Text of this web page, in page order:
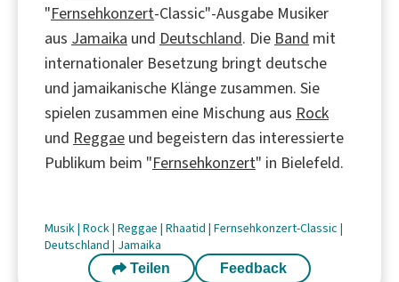
"Fernsehkonzert-Classic"-Ausgabe Musiker
aus Jamaika und Deutschland. Die Band mit
internationaler Besetzung bringt deutsche
und jamaikanische Klänge zusammen. Sie
spielen zusammen eine Mischung aus Rock
und Reggae und begeistern das interessierte
Publikum beim "Fernsehkonzert" in Bielefeld.
Musik| Rock| Reggae | Rhaatid | Fernsehkonzert-Classic |
Deutschland | Jamaika
Teilen Feedback